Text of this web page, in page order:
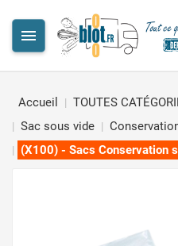

Accueil TOUTES
Sac sous vide
(X100) - Sacs Conservation